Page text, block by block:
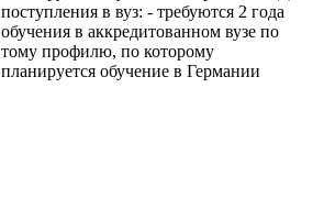
поступления в вуз: - требуются 2 года
обучения в аккредитованном вузе по
тому профилю, по которому
планируется обучение в Германии